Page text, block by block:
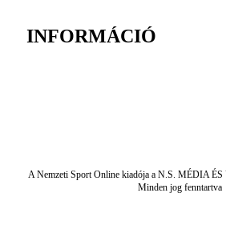
INFORMÁCIÓ
A Nemzeti Sport Online kiadója a N.S. MÉDIA
Minden jog fenntartva